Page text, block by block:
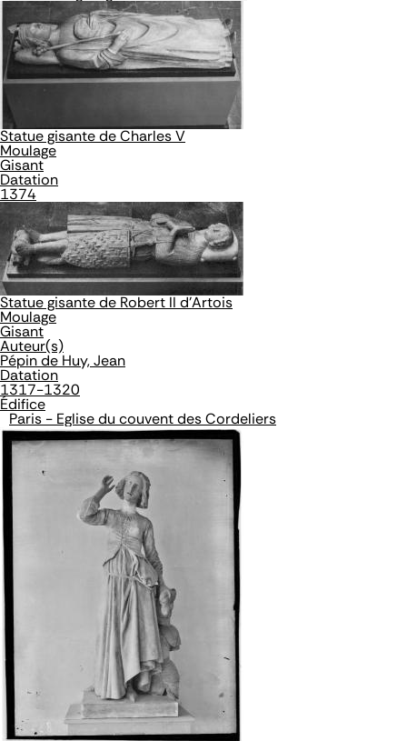
Statue gisante de Charles V
Moulage
Gisant
Datation
1374
Statue gisante de Robert II d'Artois
Moulage
Gisant
Auteur(s)
Pépin de Huy, Jean
Datation
1317-1320
Édifice
Paris - Eglise du couvent des Cordeliers